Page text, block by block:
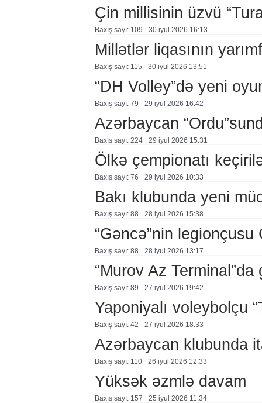
Çin millisinin üzvü
Baxış sayı: 109 30 i̇yul 2026 16:13
Millətlər liqasının
Baxış sayı: 115 30 i̇yul 2026 13:51
“DH Volley”də yeni
Baxış sayı: 79 29 i̇yul 2026 16:42
Azərbaycan
Baxış sayı: 224 29 i̇yul 2026 15:31
Ölkə çempionatı
Baxış sayı: 76 29 i̇yul 2026 10:33
Bakı klubunda yeni
Baxış sayı: 88 28 i̇yul 2026 15:38
“Gəncə”nin
Baxış sayı: 88 28 i̇yul 2026 13:17
“Murov Az
Baxış sayı: 89 27 i̇yul 2026 19:42
Yaponiyalı voleybolçu
Baxış sayı: 42 27 i̇yul 2026 18:33
Azərbaycan klubunda
Baxış sayı: 110 26 i̇yul 2026 12:33
Yüksək əzmlə davam
Baxış sayı: 157 25 i̇yul 2026 11:34